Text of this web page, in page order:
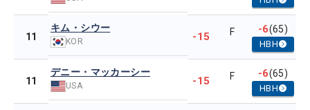
11
キム・シウー
KOR -15 F -6(65)
HBH
11
デニー・マッカーシー
USA -15 F -6(65)
HBH